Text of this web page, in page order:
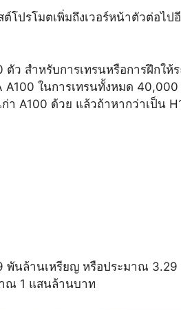
ปรโมตเพิ่มถึงเวอร์หน้าตัวต่อไป
ว สำหรับการเทรนหรือการฝึกให้
A100 ในการเทรนทั้งหมด
A100 ด้วย แล้วถ้าหากว่าเป็น
พันล้านเหรียญ หรือประมาณ
ณ 1 แสนล้านบาท